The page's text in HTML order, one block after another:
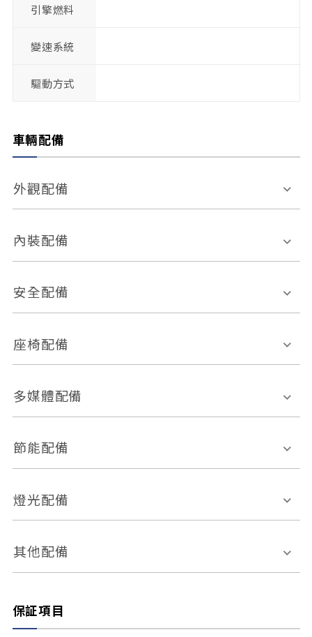
引擎燃料
變速系統
驅動方式
車輛配備
外觀配備
電動天窗
後視鏡方向指示燈
內裝配備
多功能方向盤
恆溫空調
安全配備
前座正面氣囊
ABS防鎖死
車道偏離警示
自動停車系統 盲點偵測系統
倒車雷達
座椅配備
皮椅
無
有
多媒體配備
外部音源接入
節能配備
引擎啟閉系統
燈光配備
感應頭燈
頭燈光源
其他配備
保証項目